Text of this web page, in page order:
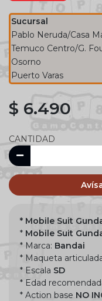
Sucursal
Pablo Neruda/Casa
Temuco Centro/G.
Osorno
Puerto Varas
$ 6.490
CANTIDAD
* Mobile Suit
* Mobile Suit
* Marca: Bandai
* Maqueta
* Escala SD
* Edad
* Action base NO